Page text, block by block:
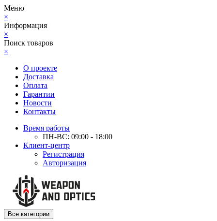
Меню
×
Информация
×
Поиск товаров
×
О проекте
Доставка
Оплата
Гарантии
Новости
Контакты
Время работы
ПН-ВС: 09:00 - 18:00
Клиент-центр
Регистрация
Авторизация
Все категории